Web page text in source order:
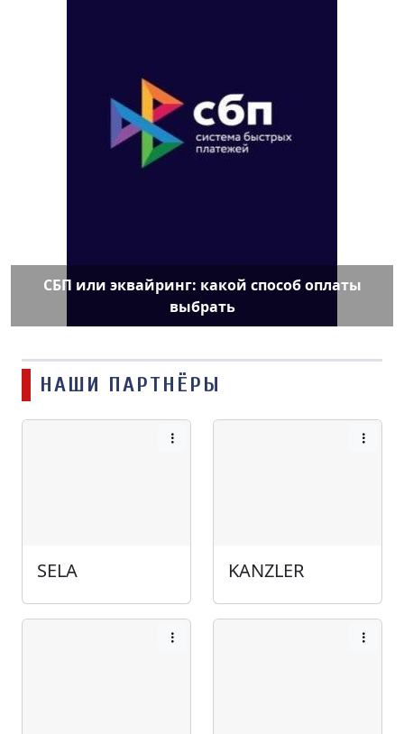
СБП или эквайринг: какой способ оплаты
выбрать
НАШИ ПАРТНЁРЫ
SELA KANZLER